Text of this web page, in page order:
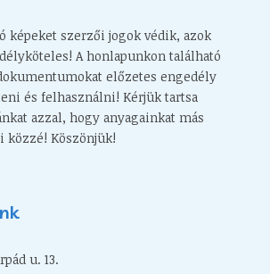
képeket szerzői jogok védik, azok
A honlapunkon található
előzetes engedély
és felhasználni! Kérjük tartsa
azzal, hogy anyagainkat más
közzé! Köszönjük!
u. 13.